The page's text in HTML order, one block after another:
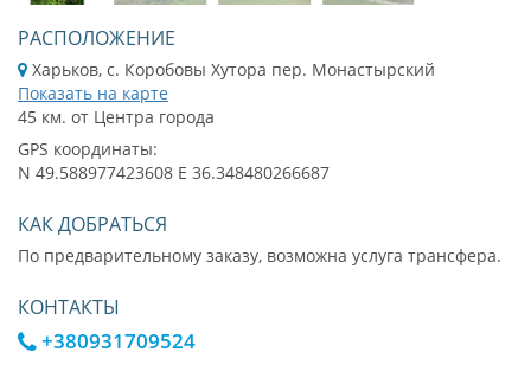
РАСПОЛОЖЕНИЕ
Харьков, с. Коробовы Хутора пер. Монастырский
Показать на карте
45 км. от Центра города
GPS координаты:
N 49.588977423608 E 36.348480266687
КАК ДОБРАТЬСЯ
По предварительному заказу, возможна услуга трансфера.
КОНТАКТЫ
+380931709524